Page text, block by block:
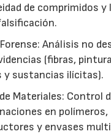
de comprimidos y
Análisis no
(fibras,
y sustancias ilícitas).
Materiales: Control
en polímeros,
y envases